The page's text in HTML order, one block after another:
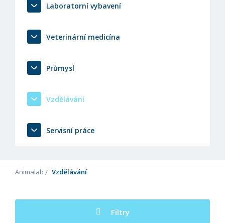
Laboratorní vybavení
Veterinární medicína
Průmysl
Vzdělávání
Servisní práce
Animalab Vzdělávání
Filtry